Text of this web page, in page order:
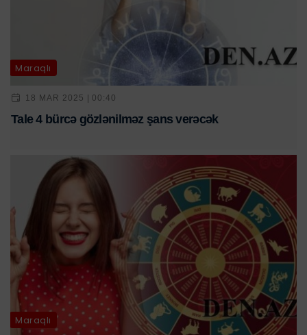
Maraqlı
18 MAR 2025 | 00:40
Tale 4 bürcə gözlənilməz şans verəcək
Maraqlı